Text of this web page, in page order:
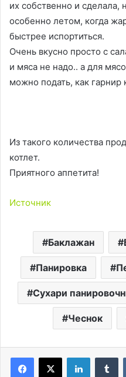
их собственно и сделала,
особенно летом, когда
быстрее испортиться.
Очень вкусно просто с
и мяса не надо.. а для
можно подать, как гарнир
Из такого количества
котлет.
Приятного аппетита!
Источник
Баклажан
Панировка
Сухари
Чеснок
LinkedIn